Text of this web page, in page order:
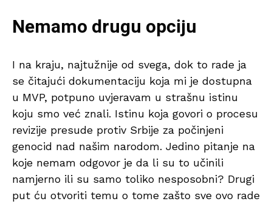
Nemamo drugu opciju
I na kraju, najtužnije od svega, dok to rade ja
se čitajući dokumentaciju koja mi je dostupna
u MVP, potpuno uvjeravam u strašnu istinu
koju smo već znali. Istinu koja govori o procesu
revizije presude protiv Srbije za počinjeni
genocid nad našim narodom. Jedino pitanje na
koje nemam odgovor je da li su to učinili
namjerno ili su samo toliko nesposobni? Drugi
put ću otvoriti temu o tome zašto sve ovo rade